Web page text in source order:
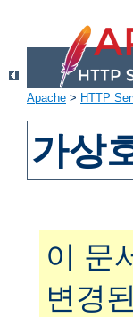
Apache > HTTP
가상
이 문
변경